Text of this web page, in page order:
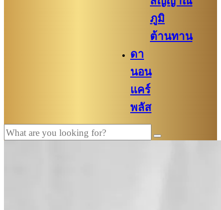
ภูมิ
ต้านทาน
ดา
นอน
แคร์
พลัส